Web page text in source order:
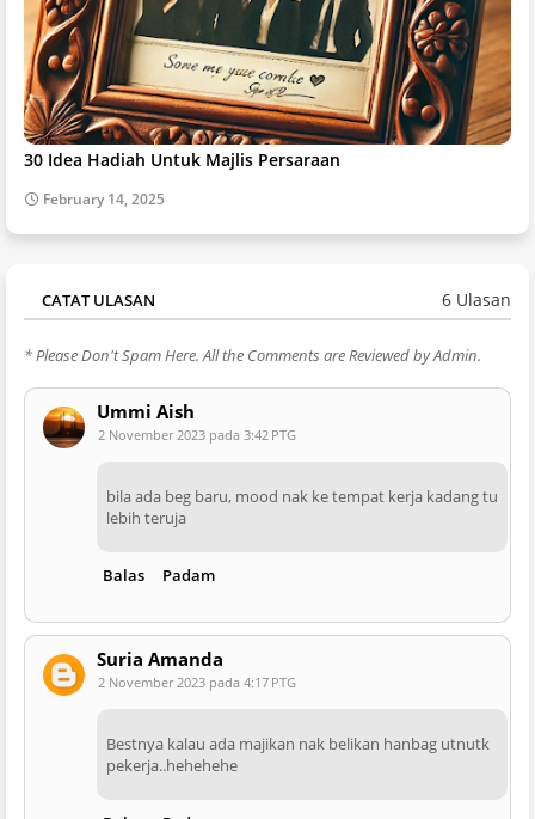
30 Idea Hadiah Untuk Majlis Persaraan
February 14, 2025
CATAT ULASAN 6 Ulasan
* Please Don't Spam Here. All the Comments are Reviewed by Admin.
Ummi Aish
2 November 2023 pada 3:42 PTG
bila ada beg baru, mood nak ke tempat kerja kadang tu
lebih teruja
Balas Padam
Suria Amanda
2 November 2023 pada 4:17 PTG
Bestnya kalau ada majikan nak belikan hanbag utnutk
pekerja..hehehehe